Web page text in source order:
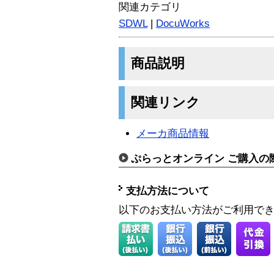
関連カテゴリ
SDWL| DocuWorks
商品説明
関連リンク
メーカ商品情報
ぷらっとオンライン ご購入の
支払方法について
以下のお支払い方法がご利用で